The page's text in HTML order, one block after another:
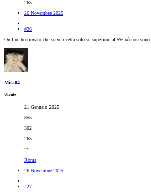
265
26 Novembre 2025
#26
On line ho trovato che serve ricetta solo se superiore al 5% xò non
Miki04
Utente
21 Gennaio 2025
855
302
265
21
Roma
26 Novembre 2025
#27